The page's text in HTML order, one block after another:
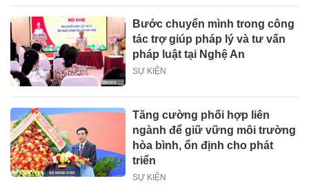
Bước chuyển mình trong công
tác trợ giúp pháp lý và tư vấn
pháp luật tại Nghệ An
SỰ KIỆN
Tăng cường phối hợp liên
ngành để giữ vững môi trường
hòa bình, ổn định cho phát
triển
SỰ KIỆN